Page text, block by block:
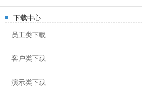
下载中心
员工类下载
客户类下载
演示类下载